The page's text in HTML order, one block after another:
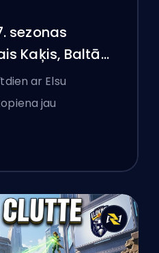
sezonas
Kaķis, Baltā
Ņujorkā
ar Elsu
jau